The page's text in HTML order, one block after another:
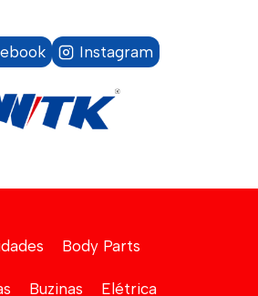
Instagram
Body Parts
Buzinas Elétrica